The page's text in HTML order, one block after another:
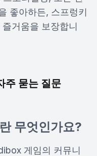
좋아하든, 스프렁키
거움을 보장합니
주 묻는 질문
무엇인가요?
게임의 커뮤니